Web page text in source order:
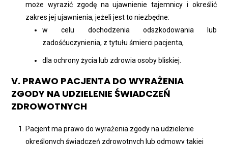
może wyrazić zgodę na ujawnienie tajemnicy i określić
zakres jej ujawnienia, jeżeli jest to niezbędne:
w celu dochodzenia odszkodowania lub
zadośćuczynienia, z tytułu śmierci pacjenta,
dla ochrony życia lub zdrowia osoby bliskiej.
V. PRAWO PACJENTA DO WYRAŻENIA
ZGODY NA UDZIELENIE ŚWIADCZEŃ
ZDROWOTNYCH
Pacjent ma prawo do wyrażenia zgody na udzielenie
określonych świadczeń zdrowotnych lub odmowy takiej